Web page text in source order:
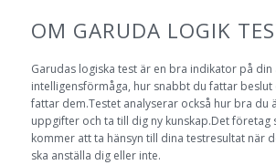
OM GARUDA LOGIK
Garudas logiska test är en bra indikator på din
intelligensförmåga, hur snabbt du fattar beslut
fattar dem.Testet analyserar också hur bra du
uppgifter och ta till dig ny kunskap.Det företag
kommer att ta hänsyn till dina testresultat när
ska anställa dig eller inte.